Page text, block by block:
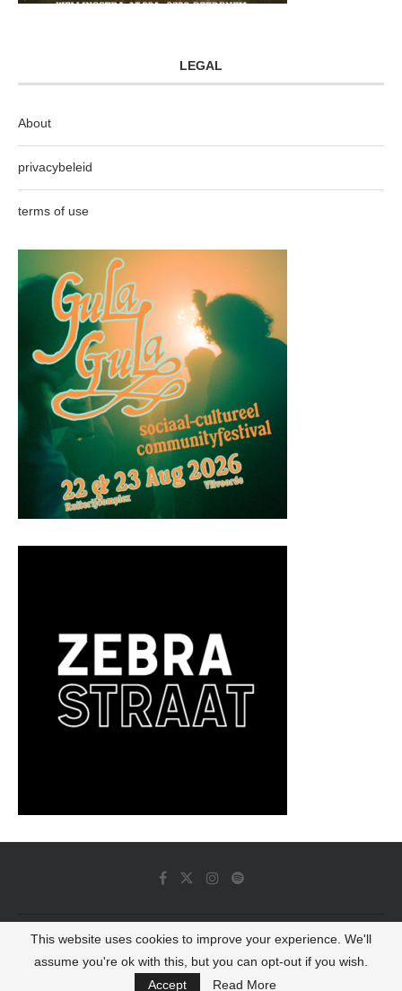
LEGAL
About
privacybeleid
terms of use
© 2022 - Luminous Dash All Rights Reserved
BACK TO TOP
This website uses cookies to improve your experience. We'll
assume you're ok with this, but you can opt-out if you wish.
Accept
Read More